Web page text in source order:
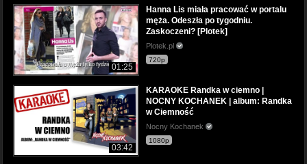
01:25
Hanna Lis miała pracować w portalu
męża. Odeszła po tygodniu.
Zaskoczeni? [Plotek]
Plotek.pl
720p
03:42
KARAOKE Randka w ciemno |
NOCNY KOCHANEK | album: Randka
w Ciemność
Nocny Kochanek
1080p